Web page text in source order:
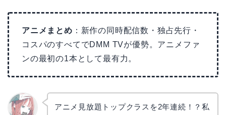
アニメまとめ ：新作の同時配信数・独占先行・
コスパのすべてでDMM TVが優勢。アニメファ
ンの最初の1本として最有力。
アニメ見放題トップクラスを2年連続！？私